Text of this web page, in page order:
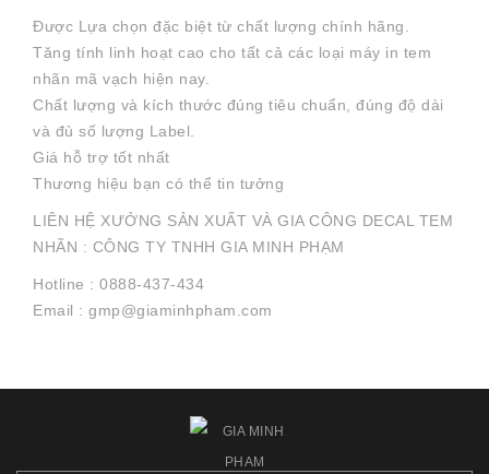
Được Lựa chọn đặc biệt từ chất lượng chính hãng.
Tăng tính linh hoạt cao cho tất cả các loại máy in tem
nhãn mã vạch hiện nay.
Chất lượng và kích thước đúng tiêu chuẩn, đúng độ dài
và đủ số lượng Label.
Giá hỗ trợ tốt nhất
Thương hiệu bạn có thể tin tưởng
LIÊN HỆ XƯỞNG SẢN XUẤT VÀ GIA CÔNG DECAL TEM
NHÃN : CÔNG TY TNHH GIA MINH PHẠM
Hotline : 0888-437-434
Email : gmp@giaminhpham.com